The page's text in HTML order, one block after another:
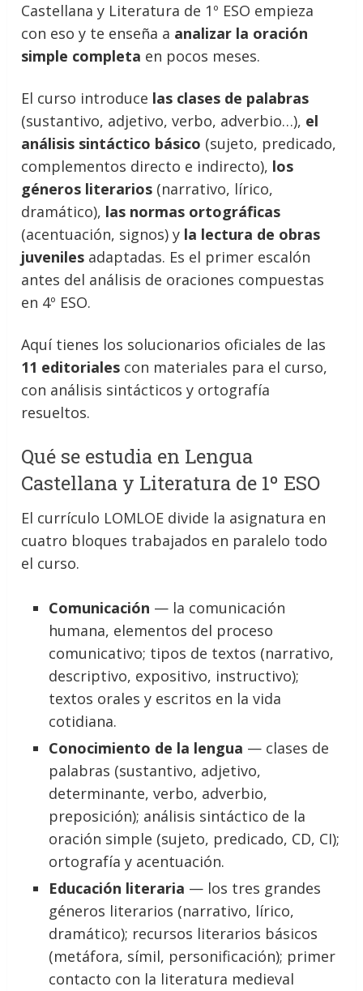
Castellana y Literatura de 1º ESO empieza
con eso y te enseña a analizar la oración
simple completa en pocos meses.
El curso introduce las clases de palabras
(sustantivo, adjetivo, verbo, adverbio…), el
análisis sintáctico básico (sujeto, predicado,
complementos directo e indirecto), los
géneros literarios (narrativo, lírico,
dramático), las normas ortográficas
(acentuación, signos) y la lectura de obras
juveniles adaptadas. Es el primer escalón
antes del análisis de oraciones compuestas
en 4º ESO.
Aquí tienes los solucionarios oficiales de las
11 editoriales con materiales para el curso,
con análisis sintácticos y ortografía
resueltos.
Qué se estudia en Lengua
Castellana y Literatura de 1º ESO
El currículo LOMLOE divide la asignatura en
cuatro bloques trabajados en paralelo todo
el curso.
Comunicación — la comunicación
humana, elementos del proceso
comunicativo; tipos de textos (narrativo,
descriptivo, expositivo, instructivo);
textos orales y escritos en la vida
cotidiana.
Conocimiento de la lengua — clases de
palabras (sustantivo, adjetivo,
determinante, verbo, adverbio,
preposición); análisis sintáctico de la
oración simple (sujeto, predicado, CD, CI);
ortografía y acentuación.
Educación literaria — los tres grandes
géneros literarios (narrativo, lírico,
dramático); recursos literarios básicos
(metáfora, símil, personificación); primer
contacto con la literatura medieval